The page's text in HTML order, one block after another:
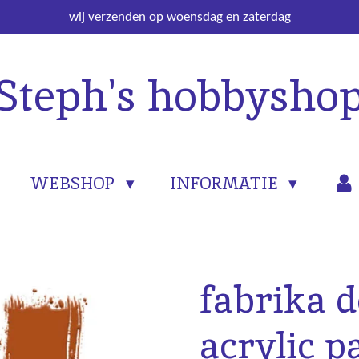
wij verzenden op woensdag en zaterdag
WEBSHOP INFORMATIE
fabrika
acrylic